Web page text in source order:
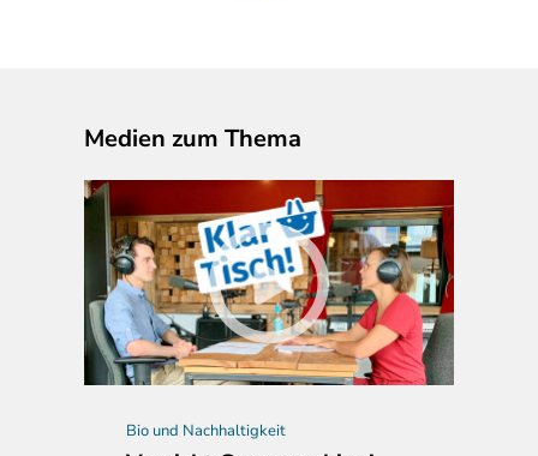
Medien zum Thema
Bio und Nachhaltigkeit